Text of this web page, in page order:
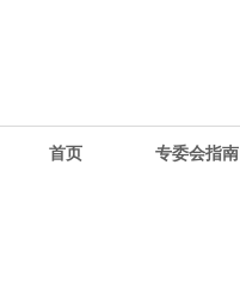
首页 专委会指南